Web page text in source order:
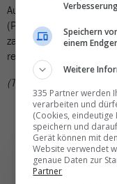
Autobahnen unterwegs
(PKW)
zahlt, muss mit einer
rechnen.
(TN)
Speichern
einem
Weitere
335 Partner werden
verarbeiten und
(Cookies,
speichern und
Gerät können mit
Website verwendet
genaue Daten zur
Partner